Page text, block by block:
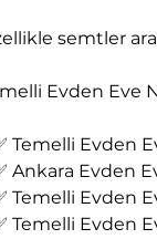
semtler
Evden Eve
✅ Temelli Evden
✅ Ankara Evden
✅ Temelli Evden
✅ Temelli Evden